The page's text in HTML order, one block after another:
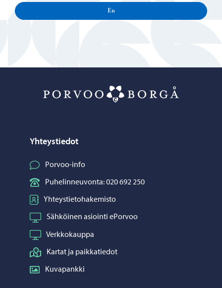
En
Yhteystiedot
Porvoo-info
Puhelinneuvonta: 020 692 250
Yhteystietohakemisto
Sähköinen asiointi ePorvoo
Verkkokauppa
Kartat ja paikkatiedot
Kuvapankki